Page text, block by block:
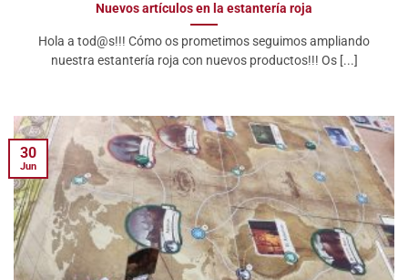
Nuevos artículos en la estantería roja
Hola a tod@s!!! Cómo os prometimos seguimos ampliando
nuestra estantería roja con nuevos productos!!! Os [...]
30
Jun